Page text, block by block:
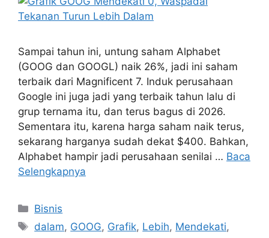
Sampai tahun ini, untung saham Alphabet
(GOOG dan GOOGL) naik 26%, jadi ini saham
terbaik dari Magnificent 7. Induk perusahaan
Google ini juga jadi yang terbaik tahun lalu di
grup ternama itu, dan terus bagus di 2026.
Sementara itu, karena harga saham naik terus,
sekarang harganya sudah dekat $400. Bahkan,
Alphabet hampir jadi perusahaan senilai … Baca
Selengkapnya
Kategori
Bisnis
Tag
dalam, GOOG, Grafik, Lebih, Mendekati,